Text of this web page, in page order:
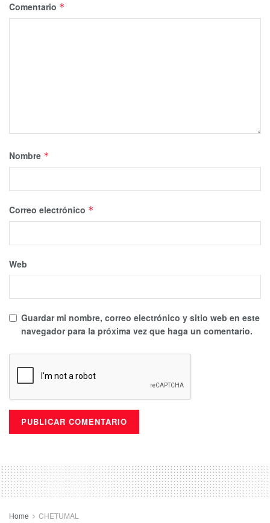
Comentario *
Nombre *
Correo electrónico *
Web
Guardar mi nombre, correo electrónico y sitio web en este
navegador para la próxima vez que haga un comentario.
Home CHETUMAL